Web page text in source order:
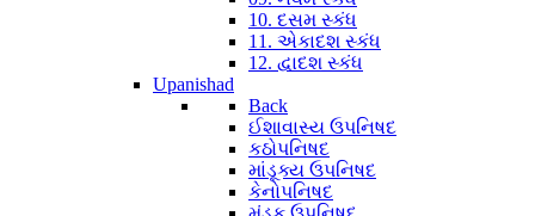
10. દસમ સ્કંધ
11. એકાદશ સ્કંધ
12. દ્વાદશ સ્કંધ
Upanishad
Back
ઈશાવાસ્ય ઉપનિષદ
કઠોપનિષદ
માંડૂક્ય ઉપનિષદ
કેનોપનિષદ